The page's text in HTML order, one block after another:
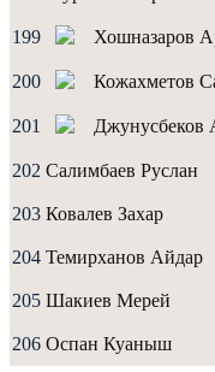
199 Хошназаров
200 Кожахметов
201 Джунусбеков
202 Салимбаев Руслан
203 Ковалев Захар
204 Темирханов Айдар
205 Шакиев Мерей
206 Оспан Куаныш